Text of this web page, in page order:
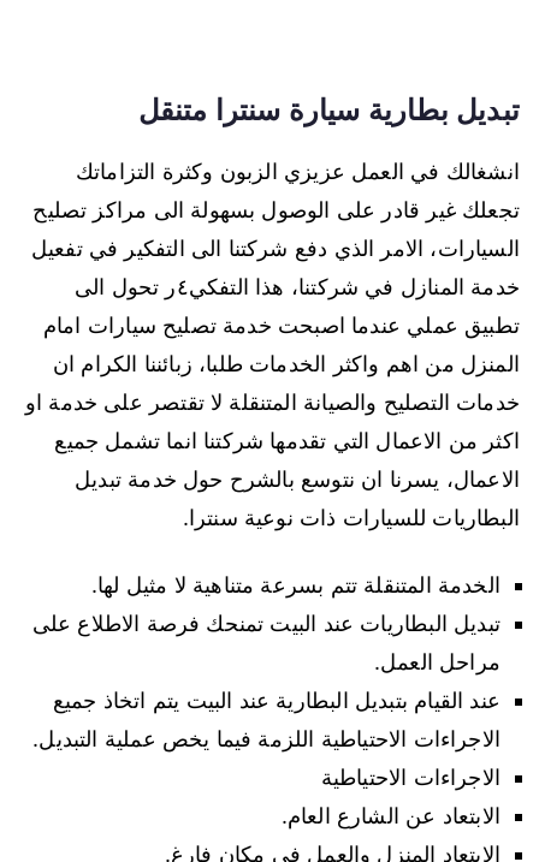
تبديل بطارية سيارة سنترا متنقل
انشغالك في العمل عزيزي الزبون وكثرة التزاماتك
تجعلك غير قادر على الوصول بسهولة الى مراكز تصليح
السيارات، الامر الذي دفع شركتنا الى التفكير في تفعيل
خدمة المنازل في شركتنا، هذا التفكي٤ر تحول الى
تطبيق عملي عندما اصبحت خدمة تصليح سيارات امام
المنزل من اهم واكثر الخدمات طلبا، زبائننا الكرام ان
خدمات التصليح والصيانة المتنقلة لا تقتصر على خدمة او
اكثر من الاعمال التي تقدمها شركتنا انما تشمل جميع
الاعمال، يسرنا ان نتوسع بالشرح حول خدمة تبديل
البطاريات للسيارات ذات نوعية سنترا.
الخدمة المتنقلة تتم بسرعة متناهية لا مثيل لها.
تبديل البطاريات عند البيت تمنحك فرصة الاطلاع على
مراحل العمل.
عند القيام بتبديل البطارية عند البيت يتم اتخاذ جميع
الاجراءات الاحتياطية اللزمة فيما يخص عملية التبديل.
الاجراءات الاحتياطية
الابتعاد عن الشارع العام.
الابتعاد المنزل والعمل في مكان فارغ.